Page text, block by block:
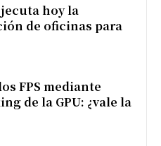
hoy la
de oficinas para
FPS mediante
de la GPU: ¿vale la